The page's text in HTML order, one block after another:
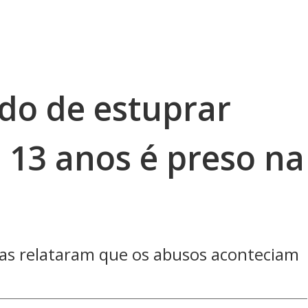
de estuprar
anos é preso na
relataram que os abusos aconteciam